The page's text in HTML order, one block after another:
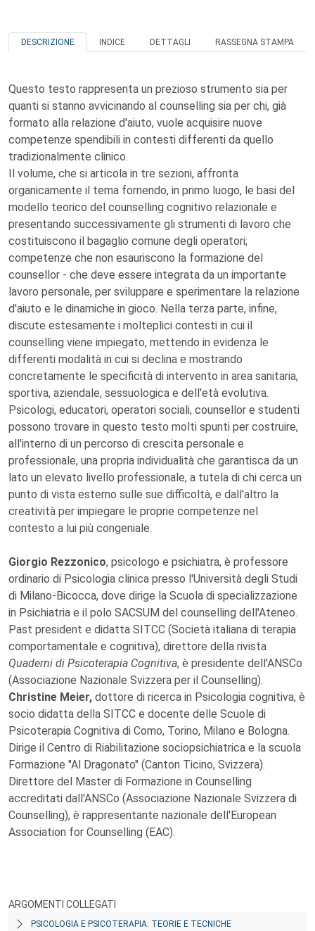
DESCRIZIONE INDICE DETTAGLI RASSEGNA STAMPA
Questo testo rappresenta un prezioso strumento sia per
quanti si stanno avvicinando al counselling sia per chi, già
formato alla relazione d'aiuto, vuole acquisire nuove
competenze spendibili in contesti differenti da quello
tradizionalmente clinico.
Il volume, che si articola in tre sezioni, affronta
organicamente il tema fornendo, in primo luogo, le basi del
modello teorico del counselling cognitivo relazionale e
presentando successivamente gli strumenti di lavoro che
costituiscono il bagaglio comune degli operatori;
competenze che non esauriscono la formazione del
counsellor - che deve essere integrata da un importante
lavoro personale, per sviluppare e sperimentare la relazione
d'aiuto e le dinamiche in gioco. Nella terza parte, infine,
discute estesamente i molteplici contesti in cui il
counselling viene impiegato, mettendo in evidenza le
differenti modalità in cui si declina e mostrando
concretamente le specificità di intervento in area sanitaria,
sportiva, aziendale, sessuologica e dell'età evolutiva.
Psicologi, educatori, operatori sociali, counsellor e studenti
possono trovare in questo testo molti spunti per costruire,
all'interno di un percorso di crescita personale e
professionale, una propria individualità che garantisca da un
lato un elevato livello professionale, a tutela di chi cerca un
punto di vista esterno sulle sue difficoltà, e dall'altro la
creatività per impiegare le proprie competenze nel
contesto a lui più congeniale.
Giorgio Rezzonico, psicologo e psichiatra, è professore
ordinario di Psicologia clinica presso l'Università degli Studi
di Milano-Bicocca, dove dirige la Scuola di specializzazione
in Psichiatria e il polo SACSUM del counselling dell'Ateneo.
Past president e didatta SITCC (Società italiana di terapia
comportamentale e cognitiva), direttore della rivista
Quaderni di Psicoterapia Cognitiva, è presidente dell'ANSCo
(Associazione Nazionale Svizzera per il Counselling).
Christine Meier, dottore di ricerca in Psicologia cognitiva, è
socio didatta della SITCC e docente delle Scuole di
Psicoterapia Cognitiva di Como, Torino, Milano e Bologna.
Dirige il Centro di Riabilitazione sociopsichiatrica e la scuola
Formazione "Al Dragonato" (Canton Ticino, Svizzera).
Direttore del Master di Formazione in Counselling
accreditati dall'ANSCo (Associazione Nazionale Svizzera di
Counselling), è rappresentante nazionale dell'European
Association for Counselling (EAC).
ARGOMENTI COLLEGATI
PSICOLOGIA E PSICOTERAPIA: TEORIE E TECNICHE